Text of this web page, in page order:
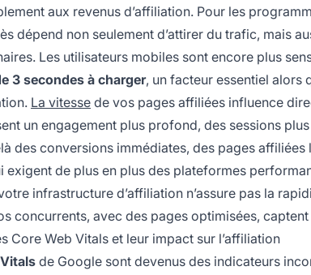
aux revenus d’affiliation. Pour les
dépend non seulement d’attirer du trafic, mais
Les utilisateurs mobiles sont encore plus
3 secondes à charger, un facteur essentiel alors
La vitesse de vos pages affiliées influence
un engagement plus profond, des sessions
des conversions immédiates, des pages
exigent de plus en plus des plateformes
infrastructure d’affiliation n’assure pas la
concurrents, avec des pages optimisées,
Core Web Vitals et leur impact sur l’affiliation
de Google sont devenus des indicateurs